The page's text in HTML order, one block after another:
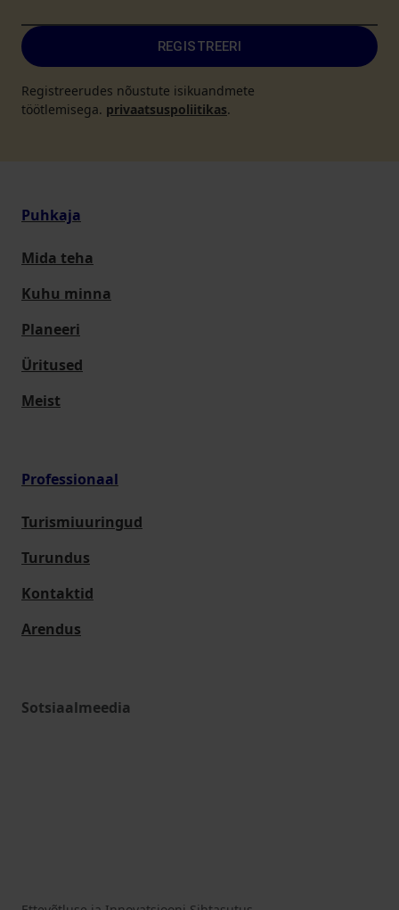
REGISTREERI
Registreerudes nõustute isikuandmete
töötlemisega. privaatsuspoliitikas.
Puhkaja
Mida teha
Kuhu minna
Planeeri
Üritused
Meist
Professionaal
Turismiuuringud
Turundus
Kontaktid
Arendus
Sotsiaalmeedia